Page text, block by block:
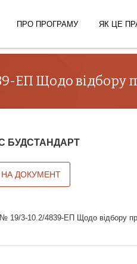
ПРО ПРОГРАМУ ЯК ЦЕ
ЕП Щодо
БУДСТАНДАРТ
НА ДОКУМЕНТ
19/3-10.2/4839-ЕП Щодо відбору